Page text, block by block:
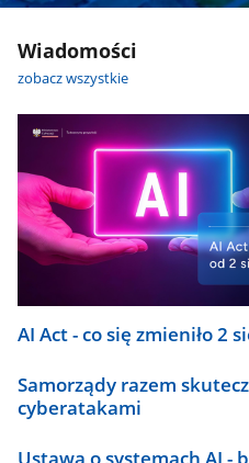
Wiadomości
zobacz wszystkie
AI Act - co się zmieniło 2
Samorządy razem
cyberatakami